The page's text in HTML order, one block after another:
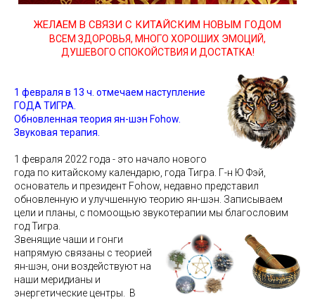
ЖЕЛАЕМ В СВЯЗИ С КИТАЙСКИМ НОВЫМ ГОДОМ
ВСЕМ ЗДОРОВЬЯ, МНОГО ХОРОШИХ ЭМОЦИЙ,
ДУШЕВОГО СПОКОЙСТВИЯ И ДОСТАТКА!
1 февраля в 13 ч. отмечаем наступление
ГОДА ТИГРА.
Обновленная ​​теория ян-шэн Fohow.
Звуковая терапия.
1 февраля 2022 года - это начало нового
года по китайскому календарю, года Тигра. Г-н Ю Фэй,
основатель и президент Fohow, недавно представил
обновленную и улучшенную теорию ян-шэн. Записываем
цели и планы, с помоощью звукотерапии мы благословим
год Тигра.
Звенящие чаши и гонги
напрямую связаны с теорией
ян-шэн, они воздействуют на
наши меридианы и
энергетические центры. В